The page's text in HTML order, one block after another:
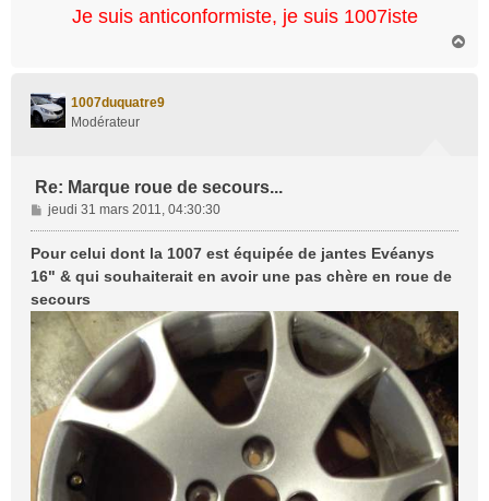
Je suis anticonformiste, je suis 1007iste
1007duquatre9
Modérateur
Re: Marque roue de secours...
M
e
a
g
e
jeudi 31 mars 2011, 04:30:30
Pour celui dont la 1007 est équipée de jantes Evéanys
16" & qui souhaiterait en avoir une pas chère en roue de
secours